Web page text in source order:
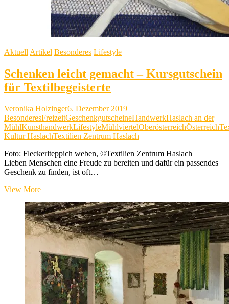
Aktuell Artikel Besonderes Lifestyle
Schenken leicht gemacht – Kursgutschein
für Textilbegeisterte
Veronika Holzinger6. Dezember 2019
BesonderesFreizeitGeschenkgutscheineHandwerkHaslach an der
MühlKunsthandwerkLifestyleMühlviertelOberösterreichÖsterreich
Kultur HaslachTextilien Zentrum Haslach
Foto: Fleckerlteppich weben, ©Textilien Zentrum Haslach
Lieben Menschen eine Freude zu bereiten und dafür ein passendes
Geschenk zu finden, ist oft…
View MoreSchenken
gemacht
–
Kursgutschein
für
Textilbegeisterte